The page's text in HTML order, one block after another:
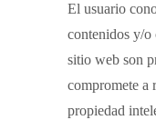
El usuario
contenidos y/o
sitio web son
compromete a
propiedad